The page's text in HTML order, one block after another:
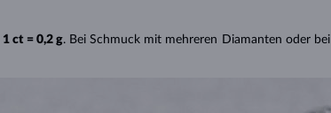
1 ct = 0,2 g. Bei Schmuck mit mehreren Diamanten oder bei